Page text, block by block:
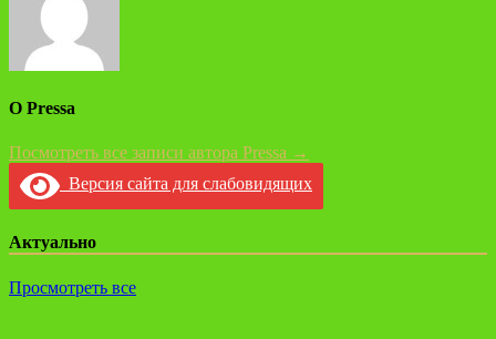
О Pressa
Посмотреть все записи автора Pressa →
Версия сайта для слабовидящих
Актуально
Просмотреть все